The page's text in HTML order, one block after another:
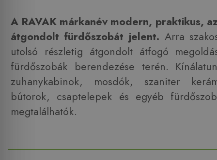
A RAVAK márkanév modern, praktikus,
átgondolt fürdőszobát jelent. Arra
utolsó részletig átgondolt átfogó
fürdőszobák berendezése terén.
zuhanykabinok, mosdók, szaniter
bútorok, csaptelepek és egyéb
megtalálhatók.